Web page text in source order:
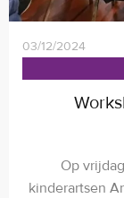
03/12/2024
Op
kinderartsen